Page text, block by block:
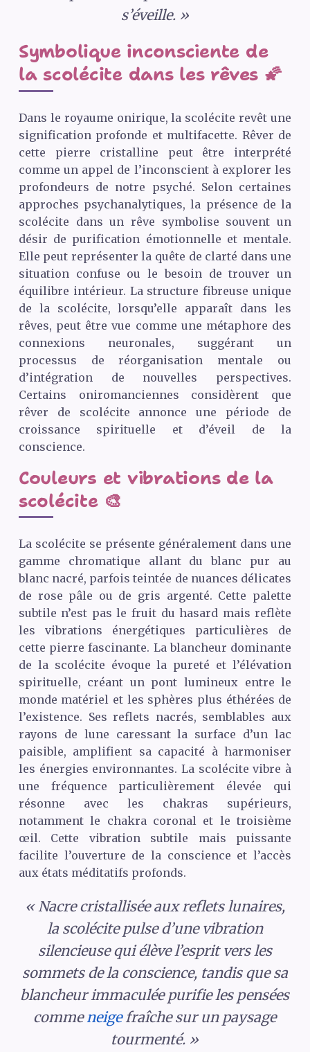
s’éveille. »
Symbolique inconsciente de
la scolécite dans les rêves 🌠
Dans le royaume onirique, la scolécite revêt une
signification profonde et multifacette. Rêver de
cette pierre cristalline peut être interprété
comme un appel de l’inconscient à explorer les
profondeurs de notre psyché. Selon certaines
approches psychanalytiques, la présence de la
scolécite dans un rêve symbolise souvent un
désir de purification émotionnelle et mentale.
Elle peut représenter la quête de clarté dans une
situation confuse ou le besoin de trouver un
équilibre intérieur. La structure fibreuse unique
de la scolécite, lorsqu’elle apparaît dans les
rêves, peut être vue comme une métaphore des
connexions neuronales, suggérant un
processus de réorganisation mentale ou
d’intégration de nouvelles perspectives.
Certains oniromanciennes considèrent que
rêver de scolécite annonce une période de
croissance spirituelle et d’éveil de la
conscience.
Couleurs et vibrations de la
scolécite 🎨
La scolécite se présente généralement dans une
gamme chromatique allant du blanc pur au
blanc nacré, parfois teintée de nuances délicates
de rose pâle ou de gris argenté. Cette palette
subtile n’est pas le fruit du hasard mais reflète
les vibrations énergétiques particulières de
cette pierre fascinante. La blancheur dominante
de la scolécite évoque la pureté et l’élévation
spirituelle, créant un pont lumineux entre le
monde matériel et les sphères plus éthérées de
l’existence. Ses reflets nacrés, semblables aux
rayons de lune caressant la surface d’un lac
paisible, amplifient sa capacité à harmoniser
les énergies environnantes. La scolécite vibre à
une fréquence particulièrement élevée qui
résonne avec les chakras supérieurs,
notamment le chakra coronal et le troisième
œil. Cette vibration subtile mais puissante
facilite l’ouverture de la conscience et l’accès
aux états méditatifs profonds.
« Nacre cristallisée aux reflets lunaires,
la scolécite pulse d’une vibration
silencieuse qui élève l’esprit vers les
sommets de la conscience, tandis que sa
blancheur immaculée purifie les pensées
comme neigefraîche sur un paysage
tourmenté. »